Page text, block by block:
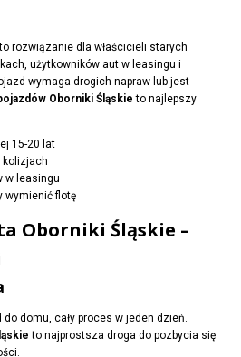
rozwiązanie dla właścicieli starych
użytkowników aut w leasingu i
wymaga drogich napraw lub jest
Oborniki Śląskie to najlepszy
15-20 lat
kolizjach
w leasingu
wymienić flotę
Oborniki Śląskie –
domu, cały proces w jeden dzień.
to najprostsza droga do pozbycia się